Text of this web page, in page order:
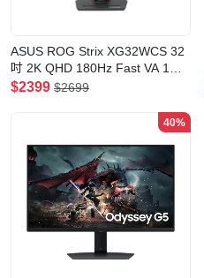
ASUS ROG Strix XG32WCS 32
吋 2K QHD 180Hz Fast VA 1ms
電競顯示器
$2399 $2699
40%